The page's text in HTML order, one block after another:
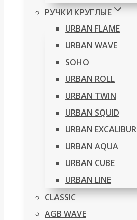
РУЧКИ КРУГЛЫЕ
URBAN FLAME
URBAN WAVE
SOHO
URBAN ROLL
URBAN TWIN
URBAN SQUID
URBAN EXCALIBUR
URBAN AQUA
URBAN CUBE
URBAN LINE
CLASSIC
AGB WAVE